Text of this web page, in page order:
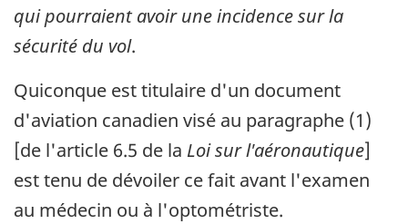
qui pourraient avoir une incidence sur la
sécurité du vol.
Quiconque est titulaire d'un document
d'aviation canadien visé au paragraphe (1)
[de l'article 6.5 de la Loi sur l'aéronautique]
est tenu de dévoiler ce fait avant l'examen
au médecin ou à l'optométriste.